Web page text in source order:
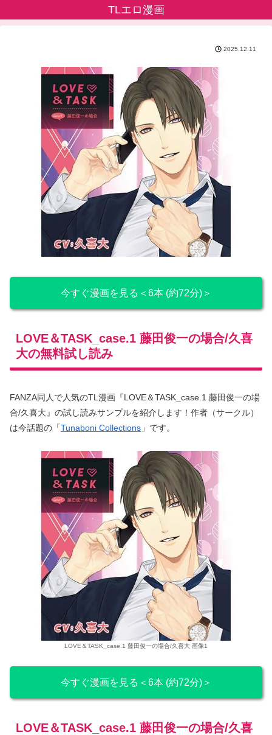
TLエロ漫画
2025.12.11
今すぐ漫画を見る＜6本 (約72分)＞
LOVE＆TASK_case.1 藤田俊一の場合/久喜
大の無料試し読み
FANZA同人で人気のTL漫画『LOVE＆TASK_case.1 藤田俊一の場
合/久喜大』の試し読みサンプルを紹介します！作者（サークル）
は今話題の「Tunaboni Collections 」です。
LOVE＆TASK_case.1 藤田俊一の場合/久喜大 画像1
今すぐ漫画を見る＜6本 (約72分)＞
LOVE＆TASK_case.1 藤田俊一の場合/久喜